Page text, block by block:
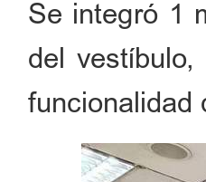
Se integró 1
del
funcionalidad